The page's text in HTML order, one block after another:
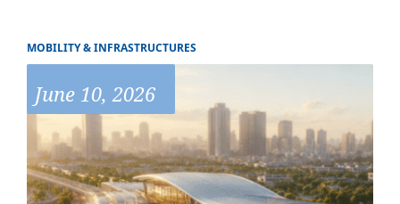
MOBILITY & INFRASTRUCTURES
June 10, 2026